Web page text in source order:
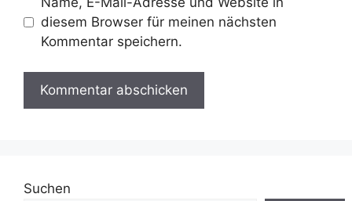
diesem Browser für meinen nächsten
Kommentar speichern.
Suchen